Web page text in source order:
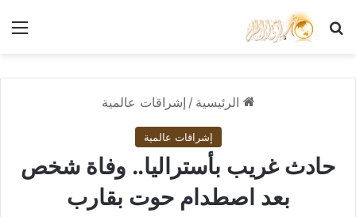
بحث عن
الرئيسية / إشراقات عالمية
إشراقات عالمية
حادث غريب بأستراليا.. وفاة شخص
بعد اصطدام حوت بقارب